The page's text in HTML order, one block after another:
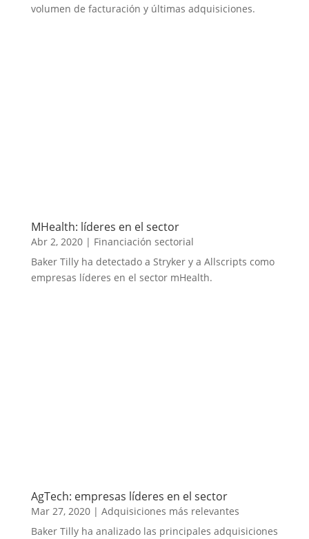
volumen de facturación y últimas adquisiciones.
MHealth: líderes en el sector
Abr 2, 2020| Financiación sectorial
Baker Tilly ha detectado a Stryker y a Allscripts como
empresas líderes en el sector mHealth.
AgTech: empresas líderes en el sector
Mar 27, 2020| Adquisiciones más relevantes
Baker Tilly ha analizado las principales adquisiciones